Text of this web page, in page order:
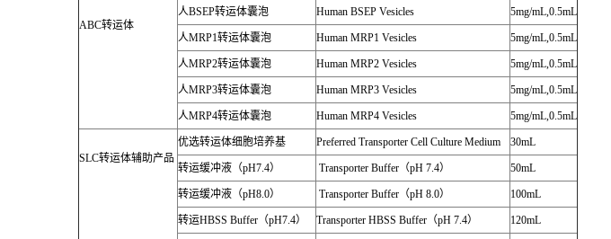
ABC转运体
人BSEP转运体囊泡 Human BSEP Vesicles 5mg/mL,0.5mL
人MRP1转运体囊泡 Human MRP1 Vesicles 5mg/mL,0.5mL
人MRP2转运体囊泡 Human MRP2 Vesicles 5mg/mL,0.5mL
人MRP3转运体囊泡 Human MRP3 Vesicles 5mg/mL,0.5mL
人MRP4转运体囊泡 Human MRP4 Vesicles 5mg/mL,0.5mL
SLC转运体辅助产品
优选转运体细胞培养基 Preferred Transporter Cell Culture Medium 30mL
转运缓冲液（pH7.4） Transporter Buffer （pH 7.4） 50mL
转运缓冲液（pH8.0） Transporter Buffer （pH 8.0） 100mL
转运HBSS Buffer （pH7.4） Transporter HBSS Buffer （pH 7.4） 120mL